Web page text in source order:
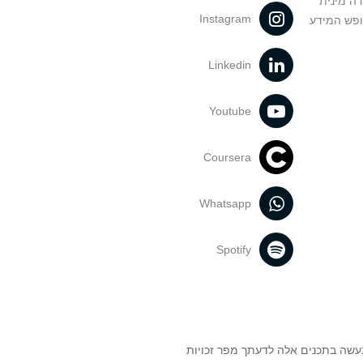
המידע
Instagram
Linkedin
Youtube
Coursera
Whatsapp
Spotify
בתכנים אלה לדעתך מפר זכויות